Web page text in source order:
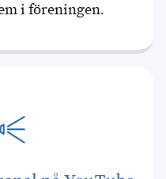
i föreningen.